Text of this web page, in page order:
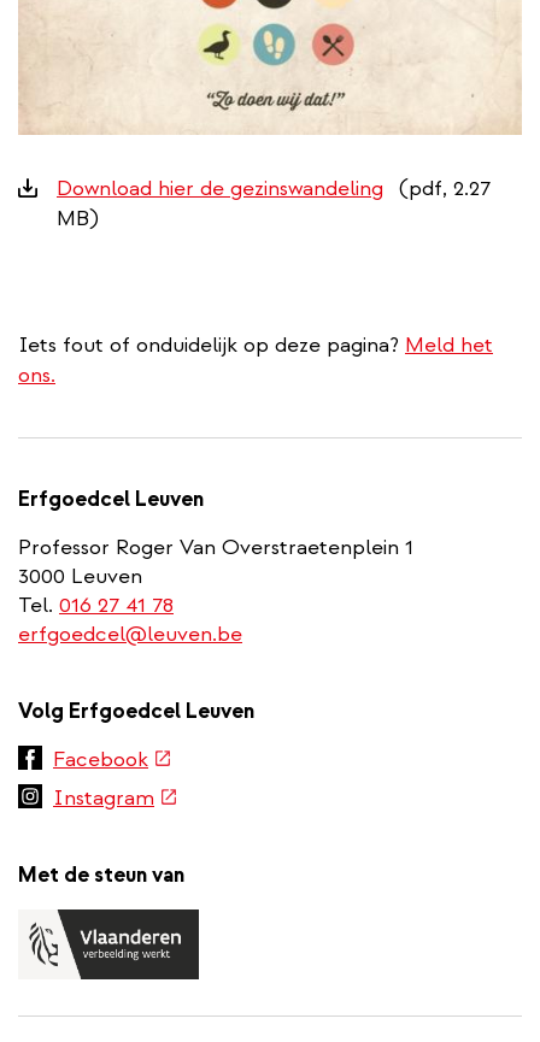
Downloads
Download hier de gezinswandeling
(pdf, 2.27
MB)
Iets fout of onduidelijk op deze pagina? Meld het
ons.
Erfgoedcel Leuven
Professor Roger Van Overstraetenplein 1
3000 Leuven
Tel. 016 27 41 78
erfgoedcel@leuven.be
Volg Erfgoedcel Leuven
Facebook(externe
link)
Instagram (externe
Met de steun van